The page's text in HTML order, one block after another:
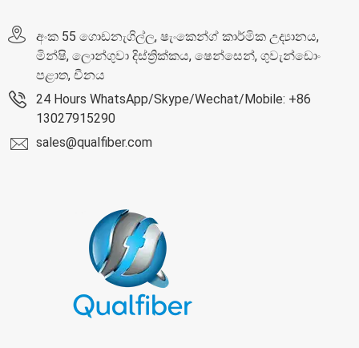
අංක 55 ගොඩනැගිල්ල, ෂැංකෙන්ග් කාර්මික උද්‍යානය,
මින්ෂි, ලොන්ගුවා දිස්ත්‍රික්කය, ෂෙන්සෙන්, ගුවැන්ඩොං
පළාත, චීනය
24 Hours WhatsApp/Skype/Wechat/Mobile: +86
13027915290
sales@qualfiber.com